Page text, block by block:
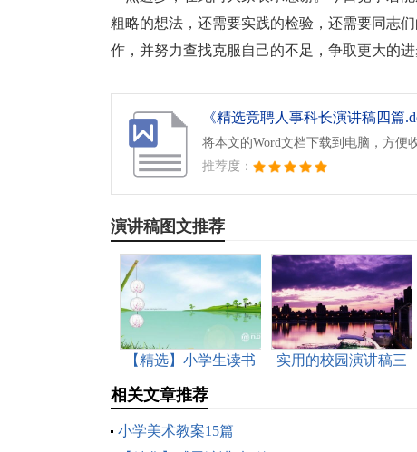
粗略的想法，还需要实践的检验，还需要同志
作，并努力查找克服自己的不足，争取更大的
《精选竞聘人事科长演讲稿四篇
将本文的Word文档下载到电脑，方便
推荐度：
演讲稿图文推荐
【精选】小学生读书
实用的校园演讲稿三
相关文章推荐
小学美术教案15篇